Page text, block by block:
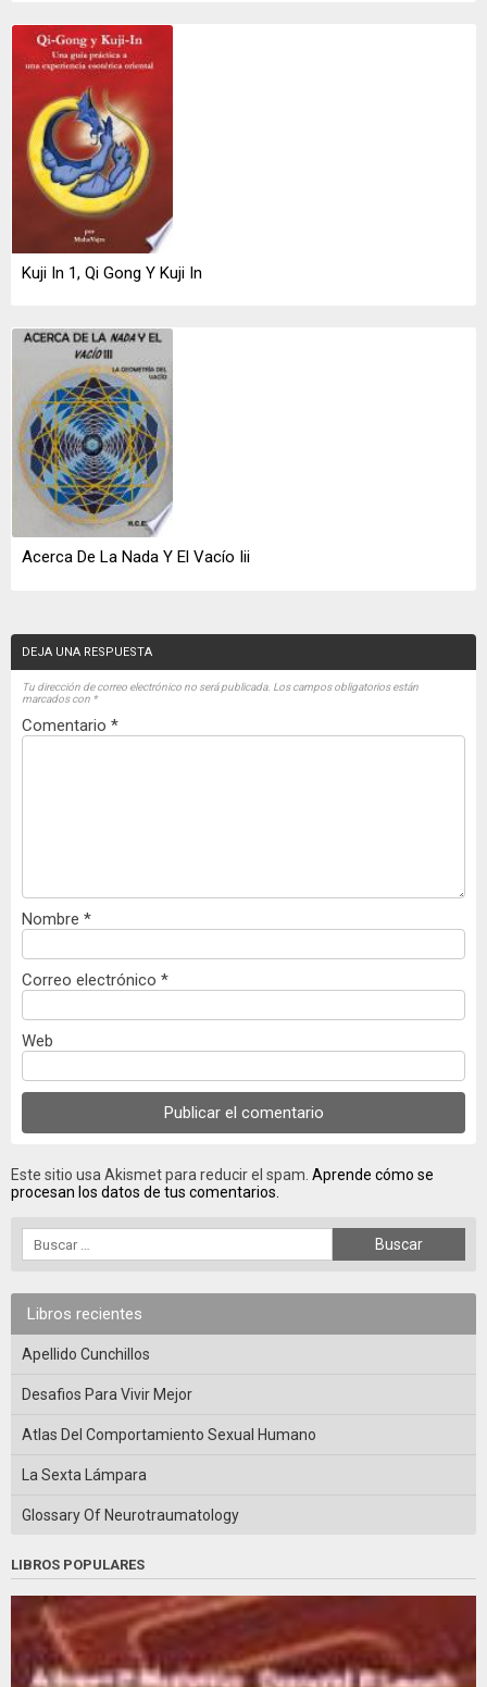
Kuji In 1, Qi Gong Y Kuji In
Acerca De La Nada Y El Vacío Iii
DEJA UNA RESPUESTA
Tu dirección de correo electrónico no será publicada. Los campos obligatorios están
marcados con *
Comentario *
Nombre *
Correo electrónico *
Web
Este sitio usa Akismet para reducir el spam. Aprende cómo se
procesan los datos de tus comentarios.
Libros recientes
Apellido Cunchillos
Desafios Para Vivir Mejor
Atlas Del Comportamiento Sexual Humano
La Sexta Lámpara
Glossary Of Neurotraumatology
LIBROS POPULARES